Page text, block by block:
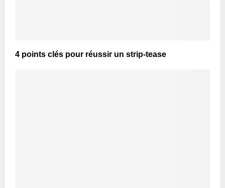
4 points clés pour réussir un strip-tease